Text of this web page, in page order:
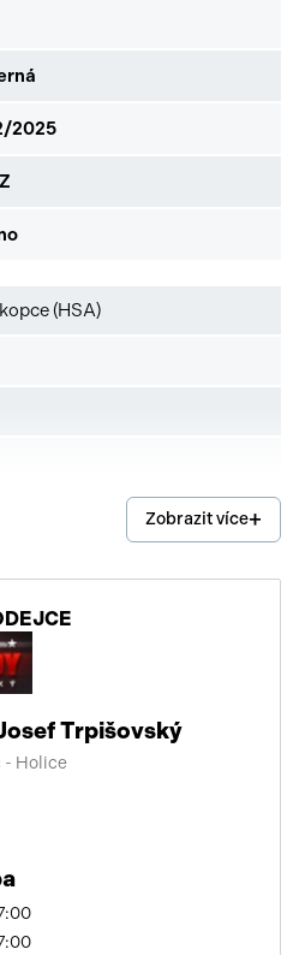
2025
(HSA)
Zobrazit více
Trpišovský
- Holice